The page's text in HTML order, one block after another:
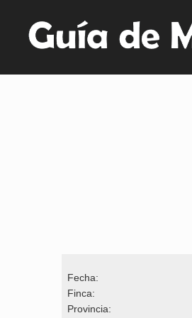
Fecha:
Finca:
Provincia: